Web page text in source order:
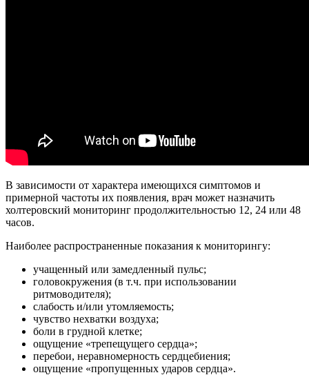
В зависимости от характера имеющихся симптомов и
примерной частоты их появления, врач может назначить
холтеровский мониторинг продолжительностью 12, 24 или 48
часов.
Наиболее распространенные показания к мониторингу:
учащенный или замедленный пульс;
головокружения (в т.ч. при использовании
ритмоводителя);
слабость и/или утомляемость;
чувство нехватки воздуха;
боли в грудной клетке;
ощущение «трепещущего сердца»;
перебои, неравномерность сердцебиения;
ощущение «пропущенных ударов сердца».